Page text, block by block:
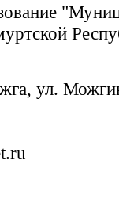
ул.